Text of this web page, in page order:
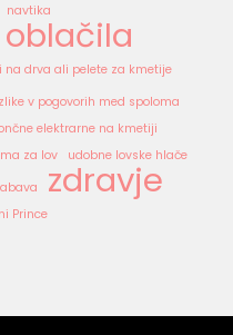
navtika
oblačila
na drva ali pelete za kmetije
v pogovorih med spoloma
elektrarne na kmetiji
za lov
udobne lovske hlače
zdravje
Prince